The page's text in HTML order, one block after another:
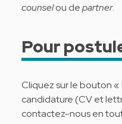
counselou departner.
Pour
Cliquez sur le bouton
candidature (CV et
contactez-nous en